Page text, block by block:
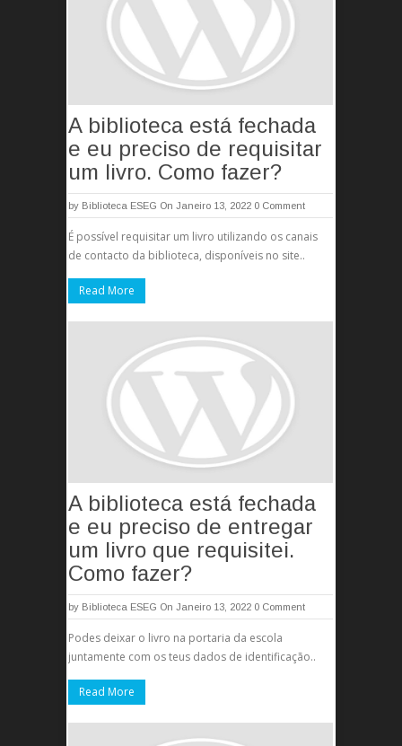
A biblioteca está fechada
e eu preciso de requisitar
um livro. Como fazer?
by Biblioteca ESEG On Janeiro 13, 2022 0 Comment
É possível requisitar um livro utilizando os canais
de contacto da biblioteca, disponíveis no site..
Read More
A biblioteca está fechada
e eu preciso de entregar
um livro que requisitei.
Como fazer?
by Biblioteca ESEG On Janeiro 13, 2022 0 Comment
Podes deixar o livro na portaria da escola
juntamente com os teus dados de identificação..
Read More